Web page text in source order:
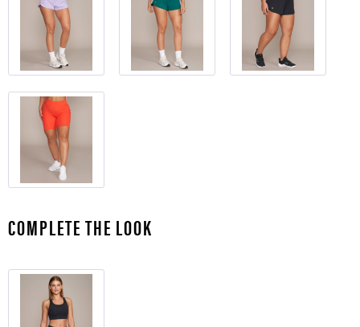
COMPLETE THE LOOK